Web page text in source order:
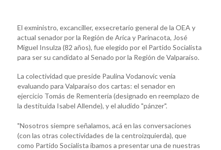
El exministro, excanciller, exsecretario general de la OEA y
actual senador por la Región de Arica y Parinacota, José
Miguel Insulza (82 años), fue elegido por el Partido Socialista
para ser su candidato al Senado por la Región de Valparaíso.
La colectividad que preside Paulina Vodanovic venía
evaluando para Valparaíso dos cartas: el senador en
ejercicio Tomás de Rementería (designado en reemplazo de
la destituida Isabel Allende), y el aludido "pánzer".
"Nosotros siempre señalamos, acá en las conversaciones
(con las otras colectividades de la centroizquierda), que
como Partido Socialista íbamos a presentar una de nuestras